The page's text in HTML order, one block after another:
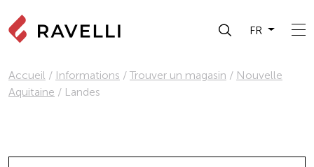
FR
Accueil / Informations / Trouver un magasin / Nouvelle
Aquitaine / Landes